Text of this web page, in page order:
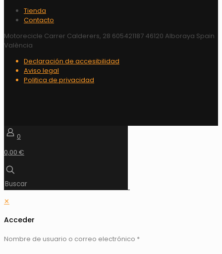
Tienda
Contacto
Motorecicle Carrer Calderers, 28 605421187 46120 Alboraya Spain
València
Declaración de accesibilidad
Aviso legal
Politica de privacidad
0
0,00 €
✕
Acceder
Nombre de usuario o correo electrónico *